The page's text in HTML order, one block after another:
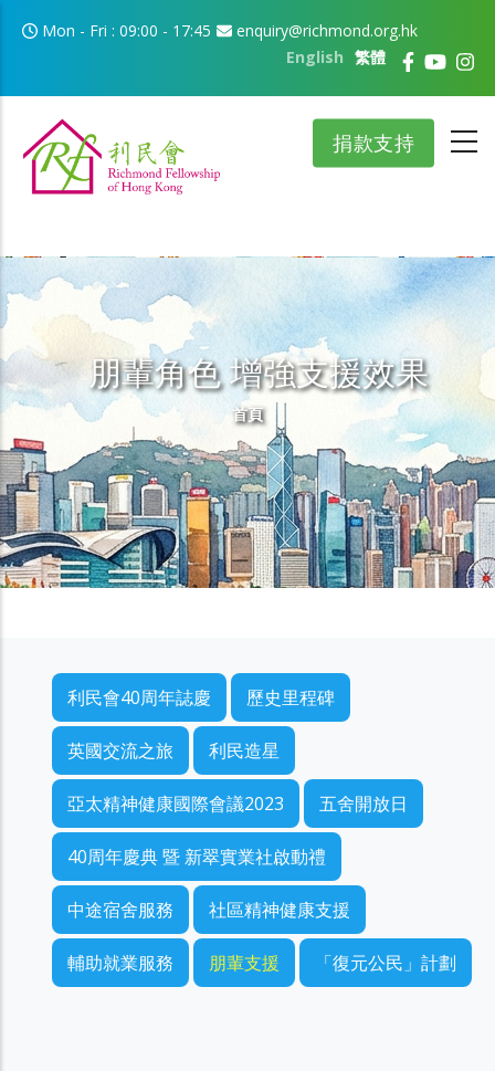
移至主內容
Mon - Fri : 09:00 - 17:45
enquiry@richmond.org.hk
繁體
English
捐款支持
朋輩角色 增強支援效果
導航連結
首頁
利民會40周年誌慶選單
利民會40周年誌慶 歷史里程碑
英國交流之旅 利民造星
亞太精神健康國際會議2023 五舍開放日
40周年慶典 暨 新翠實業社啟動禮
中途宿舍服務 社區精神健康支援
輔助就業服務 朋輩支援 「復元公民」計劃